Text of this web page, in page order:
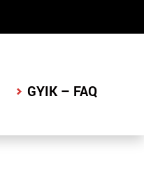
GYIK – FAQ